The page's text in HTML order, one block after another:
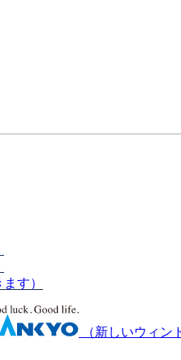
す）
（新しいウィン